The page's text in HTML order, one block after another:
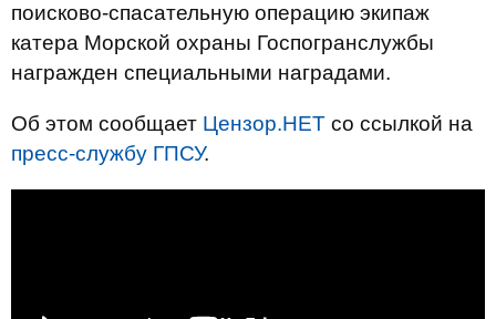
поисково-спасательную операцию экипаж
катера Морской охраны Госпогранслужбы
награжден специальными наградами.
Об этом сообщает Цензор.НЕТ со ссылкой на
пресс-службу ГПСУ.